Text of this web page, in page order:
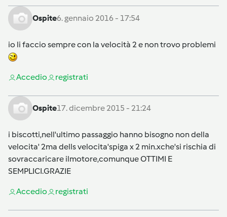
Ospite6. gennaio 2016 - 17:54
io li faccio sempre con la velocità 2 e non trovo problemi
Accedio registrati
Ospite17. dicembre 2015 - 21:24
i biscotti,nell'ultimo passaggio hanno bisogno non della
velocita' 2ma dells velocita'spiga x 2 min.xche'si rischia di
sovraccaricare ilmotore,comunque OTTIMI E
SEMPLICI.GRAZIE
Accedio registrati